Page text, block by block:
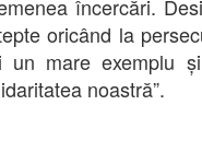
încercări.
oricând la
un mare exemplu
noastră”.